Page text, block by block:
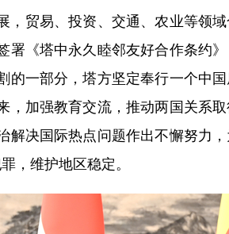
贸易、投资、交通、农业等领域
《塔中永久睦邻友好合作条约
一部分，塔方坚定奉行一个中
加强教育交流，推动两国关系
决国际热点问题作出不懈努力
，维护地区稳定。